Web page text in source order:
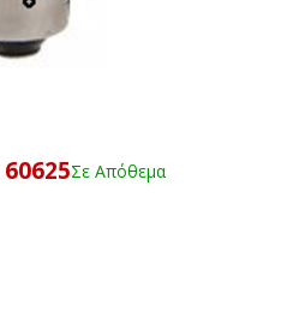
60625Σε Απόθεμα